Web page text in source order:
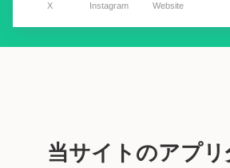
X Instagram Website
当サイトのアプ